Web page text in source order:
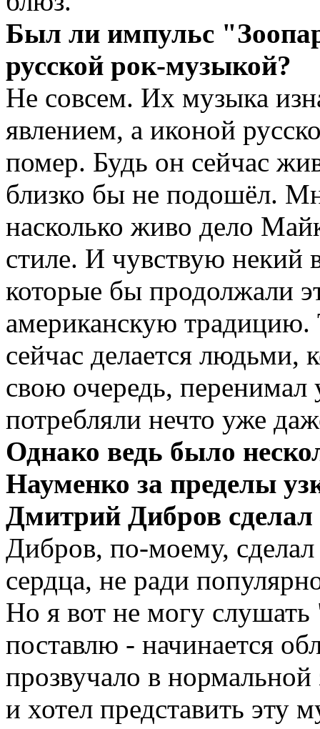
Был ли импульс
русской рок-музыкой?
Не совсем. Их музыка
явлением, а иконой
помер. Будь он сейчас
близко бы не подошёл.
насколько живо дело
стиле. И чувствую некий
которые бы продолжали
американскую традицию.
сейчас делается людьми,
свою очередь, перенимал
потребляли нечто уже
Однако ведь было
Науменко за пределы
Дмитрий Дибров
Дибров, по-моему,
сердца, не ради
Но я вот не могу
поставлю - начинается
прозвучало в
и хотел представить эту